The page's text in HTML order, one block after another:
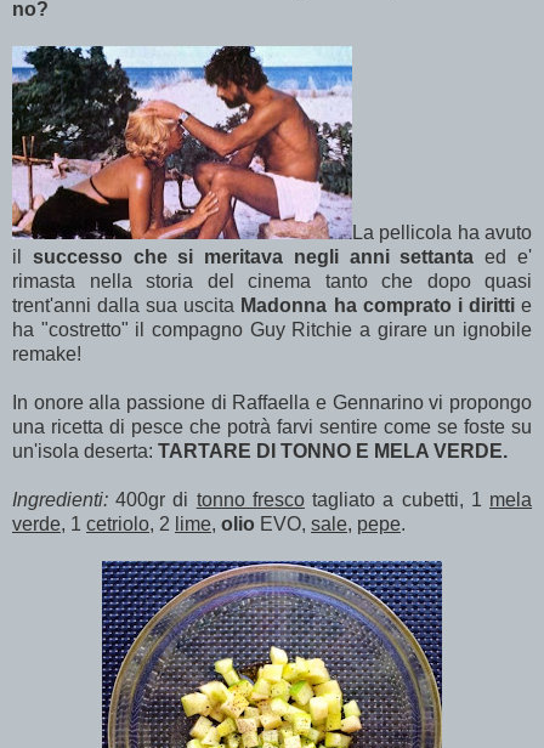
no?
La pellicola ha avuto
il successo che si meritava negli anni settanta ed e'
rimasta nella storia del cinema tanto che dopo quasi
trent'anni dalla sua uscita Madonna ha comprato i dirittie
ha "costretto" il compagno Guy Ritchie a girare un ignobile
remake!
In onore alla passione di Raffaella e Gennarino vi propongo
una ricetta di pesce che potrà farvi sentire come se foste su
un'isola deserta: TARTARE DI TONNO E MELA VERDE.
Ingredienti:400gr di tonno frescotagliato a cubetti, 1 mela
verde, 1 cetriolo, 2 lime, olio EVO, sale, pepe.